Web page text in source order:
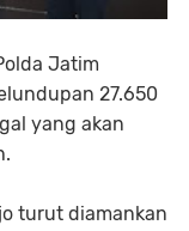
Jatim
27.650
yang akan
turut diamankan